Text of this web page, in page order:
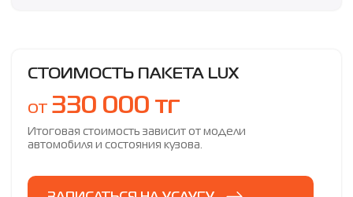
СТОИМОСТЬ ПАКЕТА LUX
от 330 000 тг
Итоговая стоимость зависит от модели
автомобиля и состояния кузова.